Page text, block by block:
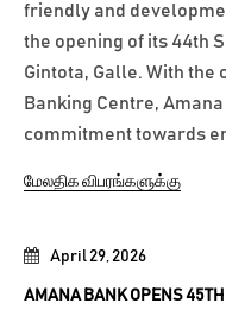
April 29, 2026
AMANA BANK OPENS
friendly and
the opening of its 44th
Gintota, Galle. With the
Banking Centre,
commitment towards
மேலதிக விபரங்களுக்கு